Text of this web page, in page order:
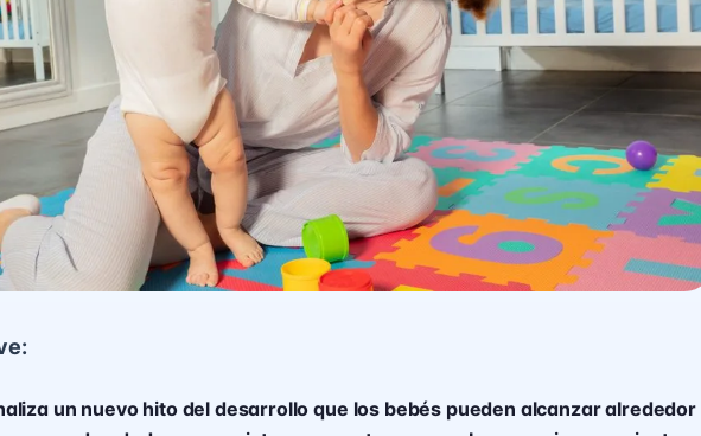
un nuevo hito del desarrollo que los bebés pueden alcanzar alrededor